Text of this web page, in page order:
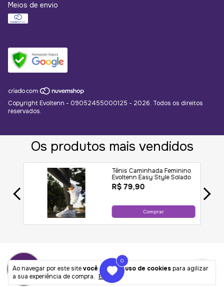
Ao navegar por este sitevocê aceita o uso de cookiespara agilizar
a sua experiência de compra.
Entendi
Meios de envio
Copyright Evoltenn - 09052455000125 - 2026. Todos os direitos
reservados.
0